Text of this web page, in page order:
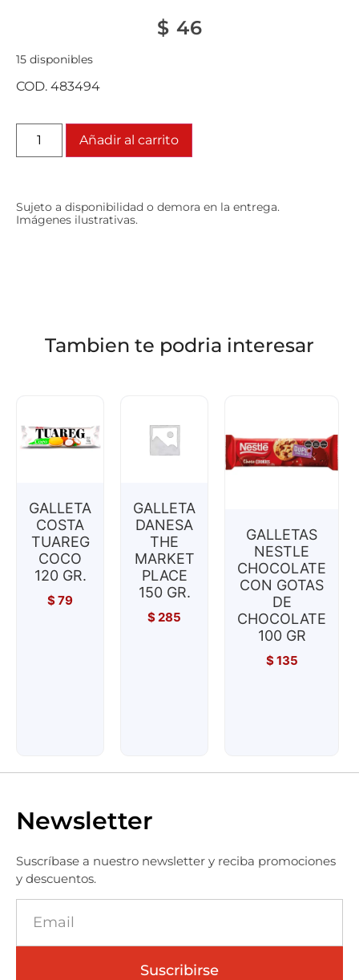
$ 46
15 disponibles
COD. 483494
Añadir al carrito
Sujeto a disponibilidad o demora en la entrega.
Imágenes ilustrativas.
Tambien te podria interesar
GALLETA
COSTA
TUAREG
COCO
120 GR.
$79
GALLETA
DANESA
THE
MARKET
PLACE
150 GR.
$285
GALLETAS
NESTLE
CHOCOLATE
CON GOTAS
DE
CHOCOLATE
100 GR
$135
Newsletter
Suscríbase a nuestro newsletter y reciba promociones
y descuentos.
Suscribirse